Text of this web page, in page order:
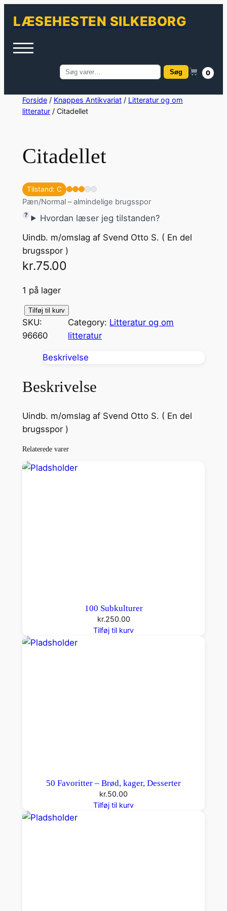
LÆSEHESTEN SILKEBORG
Søg
Søg 0
SpringForside/ Knappes Antikvariat/ Litteratur og om
litteratur/ Citadellet
Citadellet
Tilstand: C
Pæn/Normal – almindelige brugsspor
Hvordan læser jeg tilstanden?
Uindb. m/omslag af Svend Otto S. ( En del
brugsspor )
kr.75.00
1 på lager
i
t
l
e
t
t
Tilføj til kurv
SKU:
96660
Category: Litteratur og om
litteratur
Beskrivelse
Beskrivelse
Uindb. m/omslag af Svend Otto S. ( En del
brugsspor )
Relaterede varer
100 Subkulturer
kr.250.00
Tilføj til kurv
50 Favoritter – Brød, kager, Desserter
kr.50.00
Tilføj til kurv